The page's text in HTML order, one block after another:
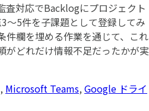
査対応でBacklogにプロジェクト
〜5件を子課題として登録してみ
件欄を埋める作業を通じて、これ
がどれだけ情報不足だったかが実
, Microsoft Teams, Google ドライ